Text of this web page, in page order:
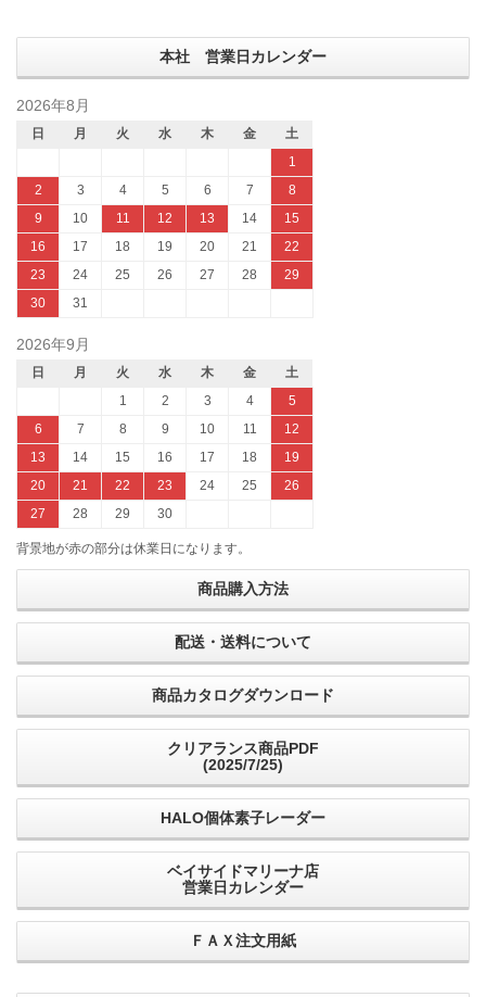
本社 営業日カレンダー
2026年8月
日 月 火 水 木 金
土
1
2
3 4 5 6 7
8
9
10 11 12 13 14
15
16
17 18 19 20 21
22
23
24 25 26 27 28
29
30
31
2026年9月
日 月 火 水 木 金
土
1
2 3 4
5
6
7 8 9 10 11
12
13
14 15 16 17 18
19
20
21 22 23 24 25
26
27
28 29 30
背景地が赤の部分は休業日になります。
商品購入方法
配送・送料について
商品カタログダウンロード
クリアランス商品PDF
(2025/7/25)
HALO個体素子レーダー
ベイサイドマリーナ店
営業日カレンダー
ＦＡＸ注文用紙